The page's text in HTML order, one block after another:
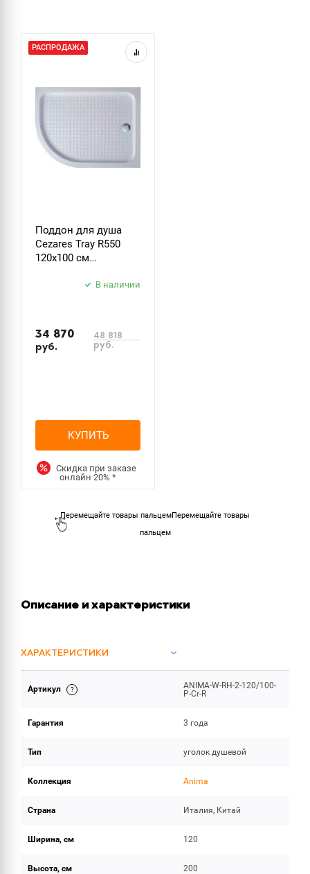
РАСПРОДАЖА
Поддон для душа
Cezares Tray R550
120х100 см
В наличии
34 870
руб.
48 818
руб.
КУПИТЬ
Скидка при заказе
онлайн20%*
Перемещайте товары
пальцем
Описание и характеристики
ХАРАКТЕРИСТИКИ
ОБЪЕМ ПОСТАВКИ
Артикул
ANIMA-W-RH-2-120/100-
P-Cr-R
Гарантия 3 года
Тип уголок душевой
Коллекция Anima
Страна Италия, Китай
Ширина, см 120
Высота, см 200